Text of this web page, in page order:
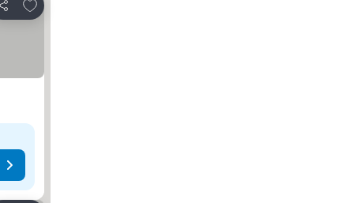
Κοινοποίηση
Προσθήκη στα αγαπημένα